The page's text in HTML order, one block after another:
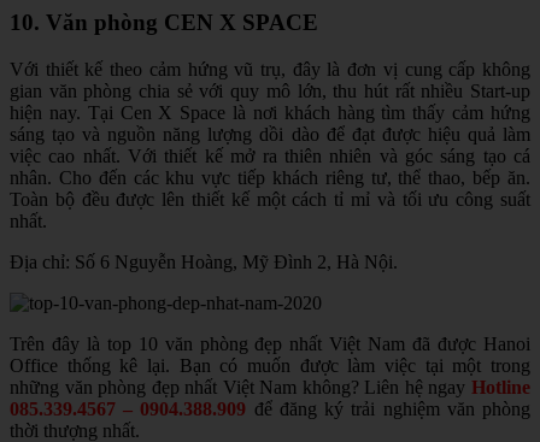
10. Văn phòng CEN X SPACE
Với thiết kế theo cảm hứng vũ trụ, đây là đơn vị cung cấp không
gian văn phòng chia sẻ với quy mô lớn, thu hút rất nhiều Start-up
hiện nay. Tại Cen X Space là nơi khách hàng tìm thấy cảm hứng
sáng tạo và nguồn năng lượng dồi dào để đạt được hiệu quả làm
việc cao nhất. Với thiết kế mở ra thiên nhiên và góc sáng tạo cá
nhân. Cho đến các khu vực tiếp khách riêng tư, thể thao, bếp ăn.
Toàn bộ đều được lên thiết kế một cách tỉ mỉ và tối ưu công suất
nhất.
Địa chỉ: Số 6 Nguyễn Hoàng, Mỹ Đình 2, Hà Nội.
Trên đây là top 10 văn phòng đẹp nhất Việt Nam đã được Hanoi
Office thống kê lại. Bạn có muốn được làm việc tại một trong
những văn phòng đẹp nhất Việt Nam không? Liên hệ ngay Hotline
085.339.4567 – 0904.388.909 để đăng ký trải nghiệm văn phòng
thời thượng nhất.